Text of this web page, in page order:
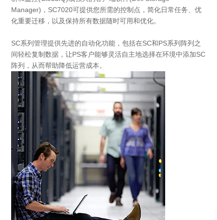
Manager)，SC7020可提供您所需的控制点，简化日常任务、优
化重要迁移，以及保持所有数据随时可用和优化。
SC系列管理提供先进的自动化功能，包括在SC和PS系列阵列之
间轻松复制数据，让PS客户能够灵活自主地选择在环境中添加SC
阵列，从而帮助降低运营成本。